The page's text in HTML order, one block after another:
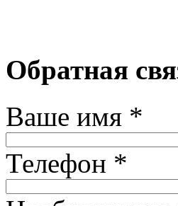
Обратная
Ваше имя *
Телефон *